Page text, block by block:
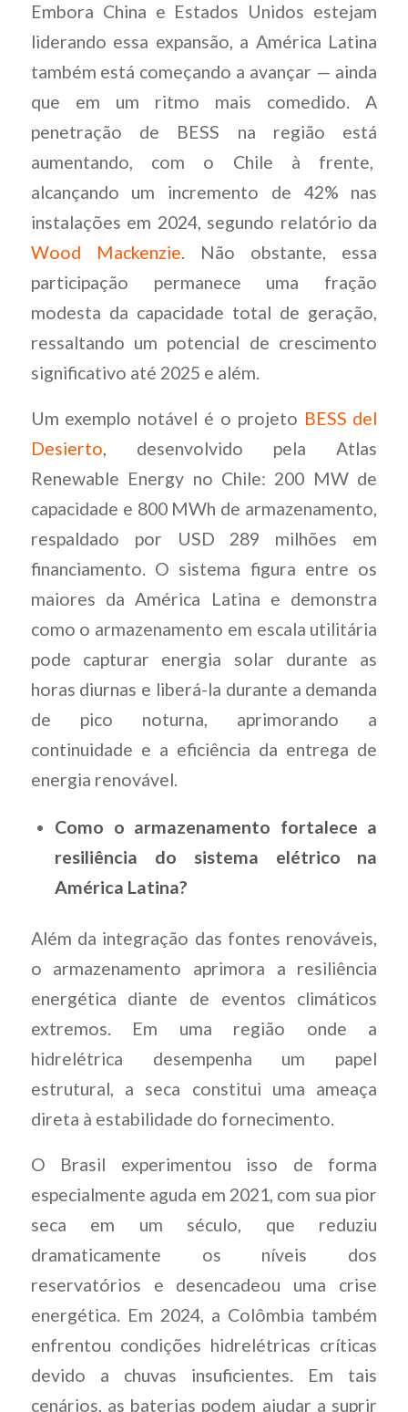
Embora China e Estados Unidos estejam
liderando essa expansão, a América Latina
também está começando a avançar — ainda
que em um ritmo mais comedido. A
penetração de BESS na região está
aumentando, com o Chile à frente,
alcançando um incremento de 42% nas
instalações em 2024, segundo relatório da
Wood Mackenzie. Não obstante, essa
participação permanece uma fração
modesta da capacidade total de geração,
ressaltando um potencial de crescimento
significativo até 2025 e além.
Um exemplo notável é o projeto BESS del
Desierto, desenvolvido pela Atlas
Renewable Energy no Chile: 200 MW de
capacidade e 800 MWh de armazenamento,
respaldado por USD 289 milhões em
financiamento. O sistema figura entre os
maiores da América Latina e demonstra
como o armazenamento em escala utilitária
pode capturar energia solar durante as
horas diurnas e liberá-la durante a demanda
de pico noturna, aprimorando a
continuidade e a eficiência da entrega de
energia renovável.
Como o armazenamento fortalece a
resiliência do sistema elétrico na
América Latina?
Além da integração das fontes renováveis,
o armazenamento aprimora a resiliência
energética diante de eventos climáticos
extremos. Em uma região onde a
hidrelétrica desempenha um papel
estrutural, a seca constitui uma ameaça
direta à estabilidade do fornecimento.
O Brasil experimentou isso de forma
especialmente aguda em 2021, com sua pior
seca em um século, que reduziu
dramaticamente os níveis dos
reservatórios e desencadeou uma crise
energética. Em 2024, a Colômbia também
enfrentou condições hidrelétricas críticas
devido a chuvas insuficientes. Em tais
cenários, as baterias podem ajudar a suprir